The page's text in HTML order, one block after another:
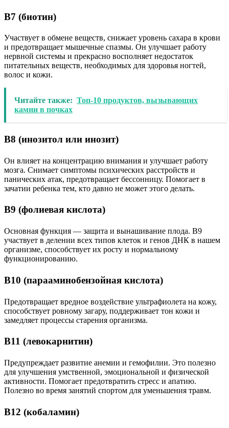
В7 (биотин)
Участвует в обмене веществ, снижает уровень сахара в крови
и предотвращает мышечные спазмы. Он улучшает работу
нервной системы и прекрасно восполняет недостаток
питательных веществ, необходимых для здоровья ногтей,
волос и кожи.
Читайте также: Топ-10 продуктов, вызывающих
камни в почках
В8 (инозитол или инозит)
Он влияет на концентрацию внимания и улучшает работу
мозга. Снимает симптомы психических расстройств и
панических атак, предотвращает бессонницу. Помогает в
зачатии ребенка тем, кто давно не может этого делать.
В9 (фолиевая кислота)
Основная функция — защита и вынашивание плода. B9
участвует в делении всех типов клеток и генов ДНК в нашем
организме, способствует их росту и нормальному
функционированию.
В10 (парааминобензойная кислота)
Предотвращает вредное воздействие ультрафиолета на кожу,
способствует ровному загару, поддерживает тон кожи и
замедляет процессы старения организма.
В11 (левокарнитин)
Предупреждает развитие анемии и гемофилии. Это полезно
для улучшения умственной, эмоциональной и физической
активности. Помогает предотвратить стресс и апатию.
Полезно во время занятий спортом для уменьшения травм.
В12 (кобаламин)